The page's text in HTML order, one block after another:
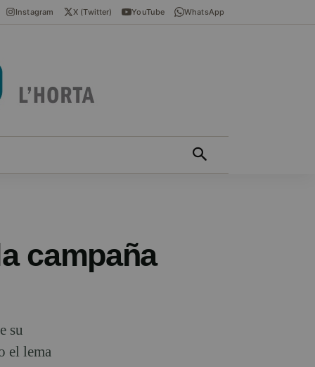
Instagram X (Twitter) YouTube WhatsApp
campaña
su
el lema